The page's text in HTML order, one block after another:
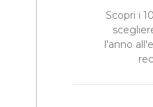
Scopri i
l'anno